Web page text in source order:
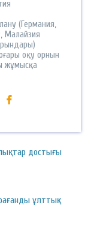
(Германия,
Малайзия
оқу орнын
жұмысқа
достығы
ұлттық